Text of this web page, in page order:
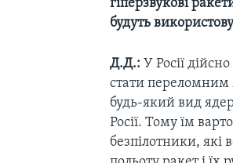
гіперзвукові
будуть
Д.Д.:У Росії
стати переломним
будь-який вид
Росії. Тому їм
безпілотники, які